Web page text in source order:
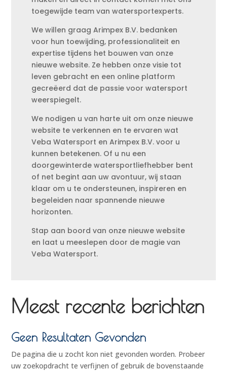
toegewijde team van watersportexperts.
We willen graag Arimpex B.V. bedanken
voor hun toewijding, professionaliteit en
expertise tijdens het bouwen van onze
nieuwe website. Ze hebben onze visie tot
leven gebracht en een online platform
gecreëerd dat de passie voor watersport
weerspiegelt.
We nodigen u van harte uit om onze nieuwe
website te verkennen en te ervaren wat
Veba Watersport en Arimpex B.V. voor u
kunnen betekenen. Of u nu een
doorgewinterde watersportliefhebber bent
of net begint aan uw avontuur, wij staan
klaar om u te ondersteunen, inspireren en
begeleiden naar spannende nieuwe
horizonten.
Stap aan boord van onze nieuwe website
en laat u meeslepen door de magie van
Veba Watersport.
Meest recente berichten
Geen Resultaten Gevonden
De pagina die u zocht kon niet gevonden worden. Probeer
uw zoekopdracht te verfijnen of gebruik de bovenstaande